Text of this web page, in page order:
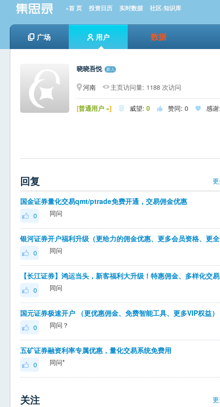
»首 页 投资日历 实时数据 社区-知识库
广场 用户 数据
晓晓吾悦
河南
主页访问量: 1188 次访问
[普通用户 »]  威望: 0  赞同: 0  感
回复
国金证券量化交易qmt/ptrade免费开通，交易佣金优惠
0 同问
0 同问
0 同问
国元证券极速开户 （更优惠佣金、免费智能工具、更多VIP权益）
0 同问？
五矿证券融资利率专属优惠，量化交易系统免费用
0 同问*
关注